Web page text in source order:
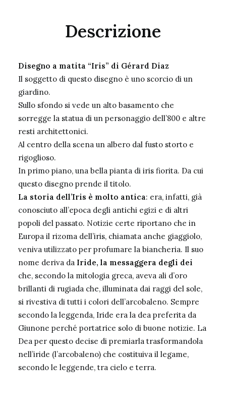
Descrizione
Disegno a matita “Iris” di Gérard Diaz
Il soggetto di questo disegno è uno scorcio di un
giardino.
Sullo sfondo si vede un alto basamento che
sorregge la statua di un personaggio dell’800 e altre
resti architettonici.
Al centro della scena un albero dal fusto storto e
rigoglioso.
In primo piano, una bella pianta di iris fiorita. Da cui
questo disegno prende il titolo.
La storia dell’Iris è molto antica: era, infatti, già
conosciuto all’epoca degli antichi egizi e di altri
popoli del passato. Notizie certe riportano che in
Europa il rizoma dell’iris, chiamata anche giaggiolo,
veniva utilizzato per profumare la biancheria. Il suo
nome deriva da Iride, la messaggera degli dei
che, secondo la mitologia greca, aveva ali d’oro
brillanti di rugiada che, illuminata dai raggi del sole,
si rivestiva di tutti i colori dell’arcobaleno. Sempre
secondo la leggenda, Iride era la dea preferita da
Giunone perché portatrice solo di buone notizie. La
Dea per questo decise di premiarla trasformandola
nell’iride (l’arcobaleno) che costituiva il legame,
secondo le leggende, tra cielo e terra.